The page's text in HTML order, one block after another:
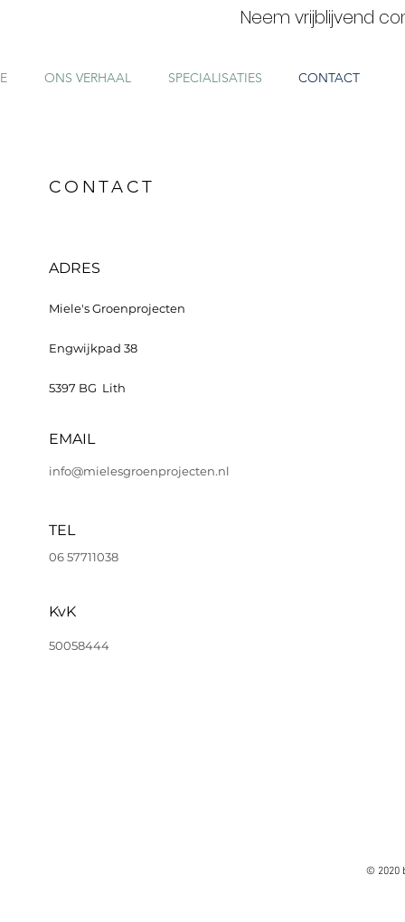
Neem vrijblijvend
ONS VERHAAL SPECIALISATIES CONTACT
CONTACT
ADRES
Miele's Groenprojecten
Engwijkpad 38
5397 BG Lith
TEL
06 57711038
EMAIL
info@mielesgroenprojecten.nl
KvK
50058444
© 2020